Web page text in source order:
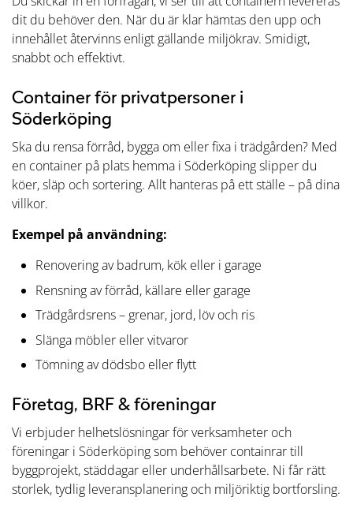
dit du behöver den. När du är klar hämtas den upp och
innehållet återvinns enligt gällande miljökrav. Smidigt,
snabbt och effektivt.
Container för privatpersoner i
Söderköping
Ska du rensa förråd, bygga om eller fixa i trädgården? Med
en container på plats hemma i Söderköping slipper du
köer, släp och sortering. Allt hanteras på ett ställe – på dina
villkor.
Exempel på användning:
Renovering av badrum, kök eller i garage
Rensning av förråd, källare eller garage
Trädgårdsrens – grenar, jord, löv och ris
Slänga möbler eller vitvaror
Tömning av dödsbo eller flytt
Företag, BRF & föreningar
Vi erbjuder helhetslösningar för verksamheter och
föreningar i Söderköping som behöver containrar till
byggprojekt, städdagar eller underhållsarbete. Ni får rätt
storlek, tydlig leveransplanering och miljöriktig bortforsling.